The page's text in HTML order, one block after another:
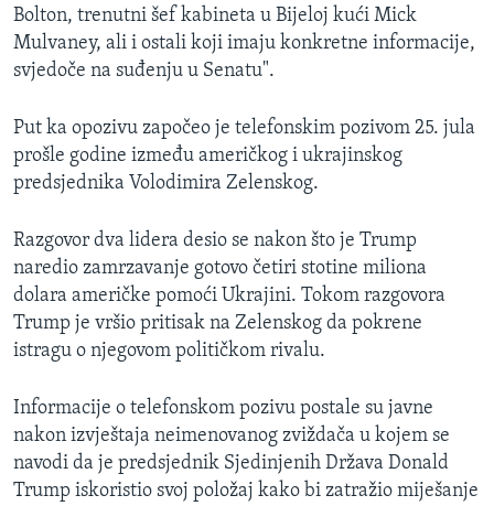
Bolton, trenutni šef kabineta u Bijeloj kući Mick
Mulvaney, ali i ostali koji imaju konkretne informacije,
svjedoče na suđenju u Senatu".
Put ka opozivu započeo je telefonskim pozivom 25. jula
prošle godine između američkog i ukrajinskog
predsjednika Volodimira Zelenskog.
Razgovor dva lidera desio se nakon što je Trump
naredio zamrzavanje gotovo četiri stotine miliona
dolara američke pomoći Ukrajini. Tokom razgovora
Trump je vršio pritisak na Zelenskog da pokrene
istragu o njegovom političkom rivalu.
Informacije o telefonskom pozivu postale su javne
nakon izvještaja neimenovanog zviždača u kojem se
navodi da je predsjednik Sjedinjenih Država Donald
Trump iskoristio svoj položaj kako bi zatražio miješanje